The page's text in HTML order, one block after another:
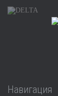
Навигация